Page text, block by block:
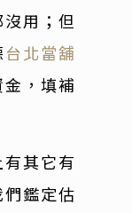
用；但
台北當舖
，填補
其它有
鑑定估